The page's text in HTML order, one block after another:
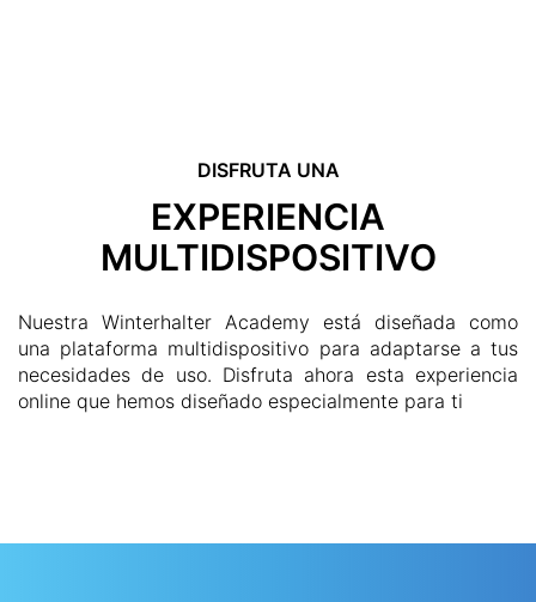
DISFRUTA UNA
EXPERIENCIA
MULTIDISPOSITIVO
Nuestra Winterhalter Academy está diseñada como
una plataforma multidispositivo para adaptarse a tus
necesidades de uso. Disfruta ahora esta experiencia
online que hemos diseñado especialmente para ti